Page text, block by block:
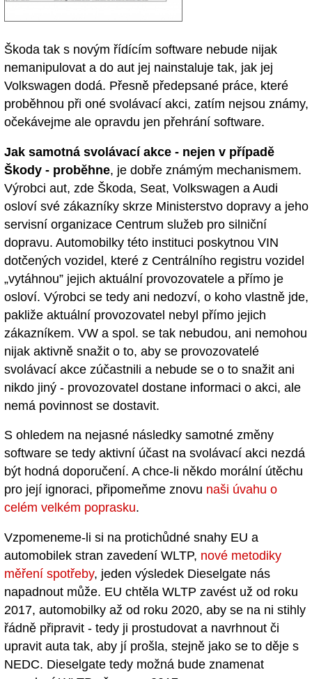
Škoda tak s novým řídícím software nebude nijak
nemanipulovat a do aut jej nainstaluje tak, jak jej
Volkswagen dodá. Přesně předepsané práce, které
proběhnou při oné svolávací akci, zatím nejsou známy,
očekávejme ale opravdu jen přehrání software.
Jak samotná svolávací akce - nejen v případě
Škody - proběhne, je dobře známým mechanismem.
Výrobci aut, zde Škoda, Seat, Volkswagen a Audi
osloví své zákazníky skrze Ministerstvo dopravy a jeho
servisní organizace Centrum služeb pro silniční
dopravu. Automobilky této instituci poskytnou VIN
dotčených vozidel, které z Centrálního registru vozidel
„vytáhnou” jejich aktuální provozovatele a přímo je
osloví. Výrobci se tedy ani nedozví, o koho vlastně jde,
pakliže aktuální provozovatel nebyl přímo jejich
zákazníkem. VW a spol. se tak nebudou, ani nemohou
nijak aktivně snažit o to, aby se provozovatelé
svolávací akce zúčastnili a nebude se o to snažit ani
nikdo jiný - provozovatel dostane informaci o akci, ale
nemá povinnost se dostavit.
S ohledem na nejasné následky samotné změny
software se tedy aktivní účast na svolávací akci nezdá
být hodná doporučení. A chce-li někdo morální útěchu
pro její ignoraci, připomeňme znovu naši úvahu o
celém velkém poprasku.
Vzpomeneme-li si na protichůdné snahy EU a
automobilek stran zavedení WLTP, nové metodiky
měření spotřeby, jeden výsledek Dieselgate nás
napadnout může. EU chtěla WLTP zavést už od roku
2017, automobilky až od roku 2020, aby se na ni stihly
řádně připravit - tedy ji prostudovat a navrhnout či
upravit auta tak, aby jí prošla, stejně jako se to děje s
NEDC. Dieselgate tedy možná bude znamenat